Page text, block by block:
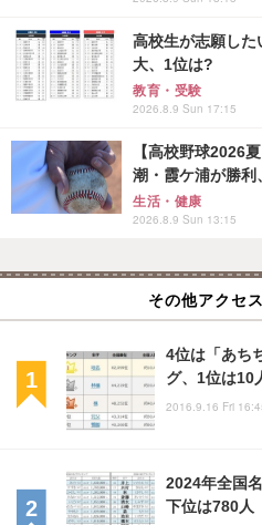
高校生が志願した
大、1位は?
教育・受験
2026.8.9 Sun 17:15
【高校野球2026
潮・霞ケ浦が勝
生活・健康
2026.8.9 Sun 13:15
その他アクセ
4位は「あち
グ、1位は10
2016.9.16 Fri
2024年全国
下位は780人